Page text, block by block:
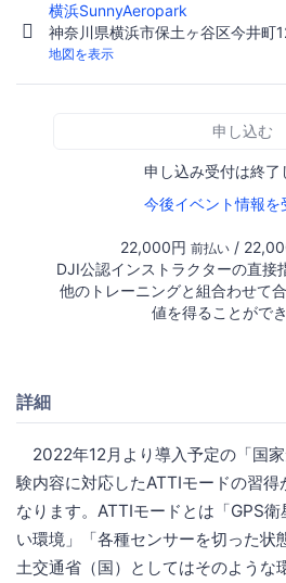
横浜SunnyAeropark
神奈川県横浜市保土ヶ谷区今井町
地図を表示
申し込む
申し込み受付は終了
今後イベント情報を
22,000円 前払い/
DJI公認インストラクターの直接
他のトレーニングと組合わせて
値を得ることができ
詳細
2022年12月より導入予定の「国
験内容に対応したATTIモードの習得
なります。ATTIモードとは「GPS
い環境」「各種センサーを切った状
土交通省（国）としてはそのよう